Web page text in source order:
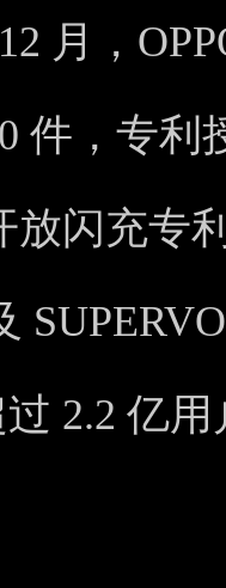
月，
件，专利
放闪充专
2.2 亿